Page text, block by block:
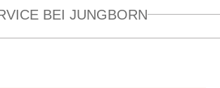
BEI JUNGBORN